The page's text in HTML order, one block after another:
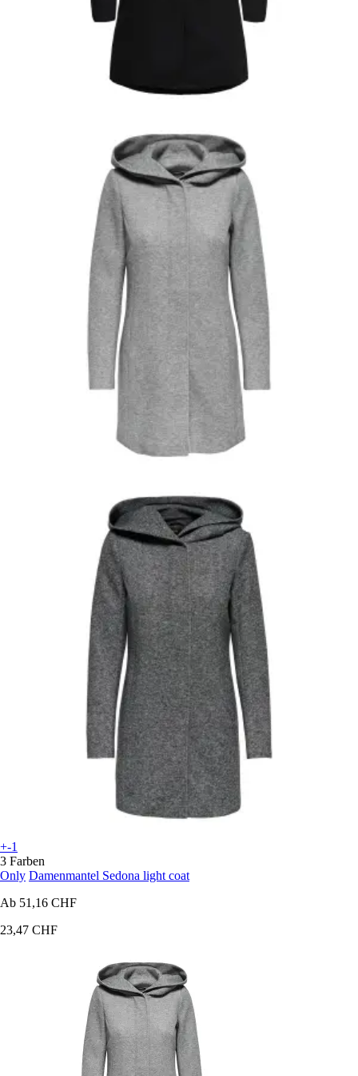
+-1
3 Farben
Only Damenmantel Sedona light coat
Ab 51,16 CHF
23,47 CHF